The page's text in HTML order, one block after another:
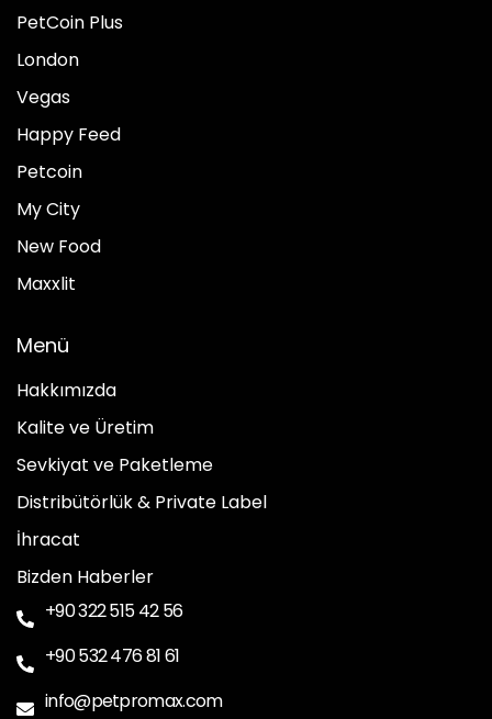
PetCoin Plus
London
Vegas
Happy Feed
Petcoin
My City
New Food
Maxxlit
Menü
Hakkımızda
Kalite ve Üretim
Sevkiyat ve Paketleme
Distribütörlük & Private Label
İhracat
Bizden Haberler
+90 322 515 42 56
+90 532 476 81 61
info@petpromax.com